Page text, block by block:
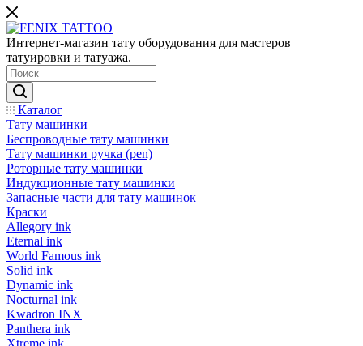
Интернет-магазин тату оборудования для мастеров
татуировки и татуажа.
Каталог
Тату машинки
Беспроводные тату машинки
Тату машинки ручка (pen)
Роторные тату машинки
Индукционные тату машинки
Запасные части для тату машинок
Краски
Allegory ink
Eternal ink
World Famous ink
Solid ink
Dynamic ink
Nocturnal ink
Kwadron INX
Panthera ink
Xtreme ink